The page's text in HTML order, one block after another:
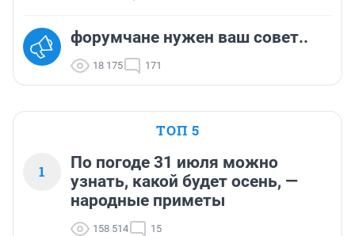
форумчане нужен ваш совет..
18 175 171
ТОП 5
1
По погоде 31 июля можно
узнать, какой будет осень, —
народные приметы
158 514 15